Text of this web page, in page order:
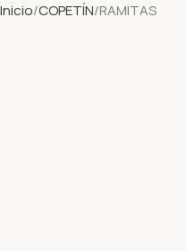
Inicio COPETÍN RAMITAS